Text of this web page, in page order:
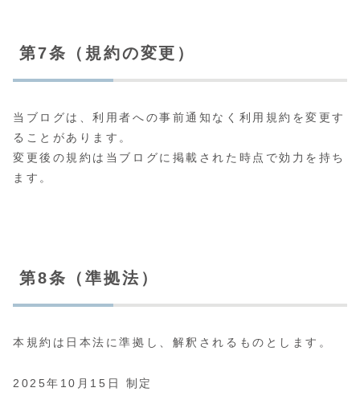
第7条（規約の変更）
当ブログは、利用者への事前通知なく利用規約を変更す
ることがあります。
変更後の規約は当ブログに掲載された時点で効力を持ち
ます。
第8条（準拠法）
本規約は日本法に準拠し、解釈されるものとします。
2025年10月15日 制定